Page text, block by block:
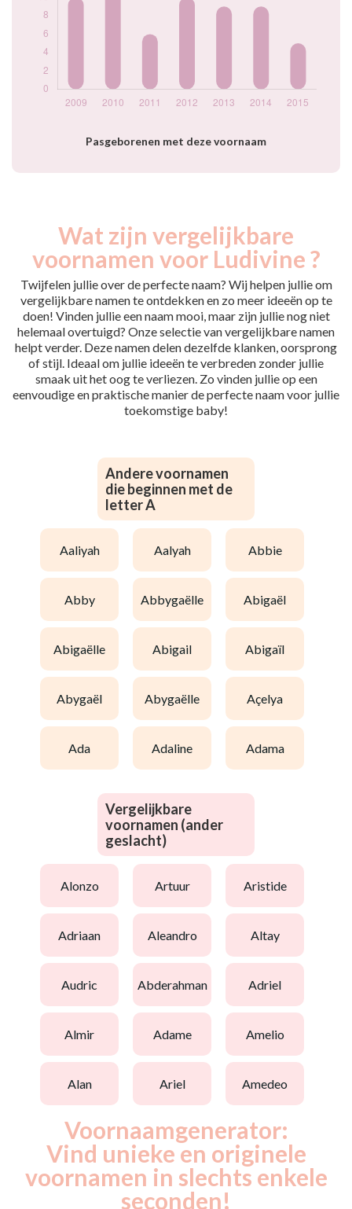
Pasgeborenen met deze voornaam
Wat zijn vergelijkbare
voornamen voor Ludivine ?
Twijfelen jullie over de perfecte naam? Wij helpen jullie om
vergelijkbare namen te ontdekken en zo meer ideeën op te
doen! Vinden jullie een naam mooi, maar zijn jullie nog niet
helemaal overtuigd? Onze selectie van vergelijkbare namen
helpt verder. Deze namen delen dezelfde klanken, oorsprong
of stijl. Ideaal om jullie ideeën te verbreden zonder jullie
smaak uit het oog te verliezen. Zo vinden jullie op een
eenvoudige en praktische manier de perfecte naam voor jullie
toekomstige baby!
Andere voornamen
die beginnen met de
letter A
aaliyah aalyah abbie
abby abbygaëlle abigaël
abigaëlle abigail abigaïl
abygaël abygaëlle açelya
ada adaline adama
Vergelijkbare
voornamen (ander
geslacht)
alonzo artuur aristide
adriaan aleandro altay
audric abderahman adriel
almir adame amelio
alan ariel amedeo
Voornaamgenerator:
Vind unieke en originele
voornamen in slechts enkele
seconden!